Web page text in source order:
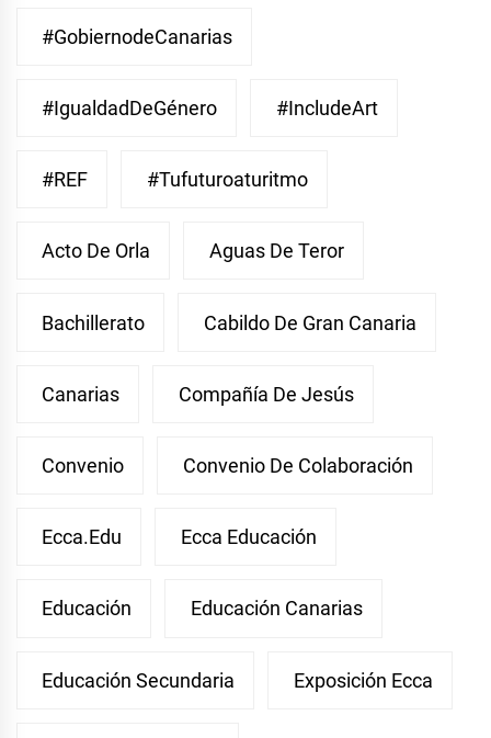
#GobiernodeCanarias
#IgualdadDeGénero #IncludeArt
#REF #Tufuturoaturitmo
Acto De Orla Aguas De Teror
Bachillerato Cabildo De Gran Canaria
Canarias Compañía De Jesús
Convenio Convenio De Colaboración
Ecca.edu Ecca Educación
Educación Educación Canarias
Educación Secundaria Exposición Ecca